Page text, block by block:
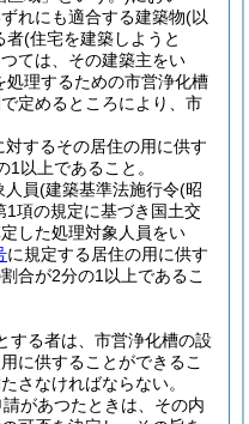
れにも適合する建築物(以
者(住宅を建築しようと
ては、その建築主をい
処理するための市営浄化槽
定めるところにより、市
するその居住の用に供す
以上であること。
人員(建築基準法施行令(昭
1項の規定に基づき国土交
した処理対象人員をい
に規定する居住の用に供す
合が2分の1以上であるこ
する者は、市営浄化槽の設
に供することができるこ
さなければならない。
があつたときは、その内